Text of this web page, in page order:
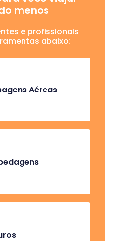
menos
e profissionais
abaixo:
Aéreas